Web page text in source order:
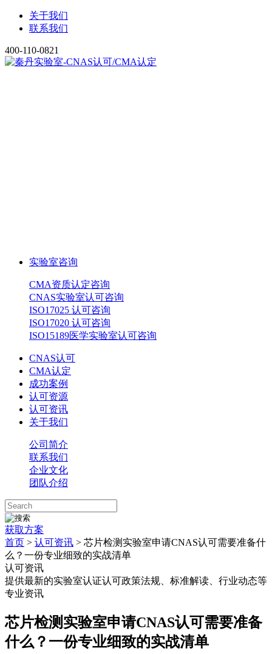
关于我们
联系我们
400-110-0821
实验室咨询
CMA资质认定咨询
CNAS实验室认可咨询
ISO17025 认可咨询
ISO17020 认可咨询
ISO15189医学实验室认可咨询
CNAS认可
CMA认定
成功案例
认可资源
认可资讯
关于我们
公司简介
联系我们
企业文化
团队介绍
获取方案
首页 > 认可资讯 > 芯片检测实验室申请CNAS认可需要准备什
么？一份专业细致的实战清单
认可资讯
提供最新的实验室认证认可政策法规、标准解读、行业动态等
专业资讯
芯片检测实验室申请CNAS认可需要准备
什么？一份专业细致的实战清单